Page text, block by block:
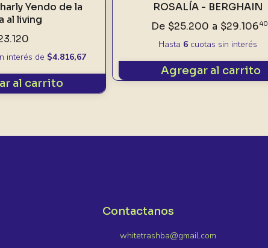
Yendo de la
al living
interés de $4.816,67
al carrito
ROSALÍA - BERGHAIN
De $25.200 a $29.10640
Hasta 6 cuotas sin interés
Agregar al carrito
Contactanos
whitetrashba@gmail.com